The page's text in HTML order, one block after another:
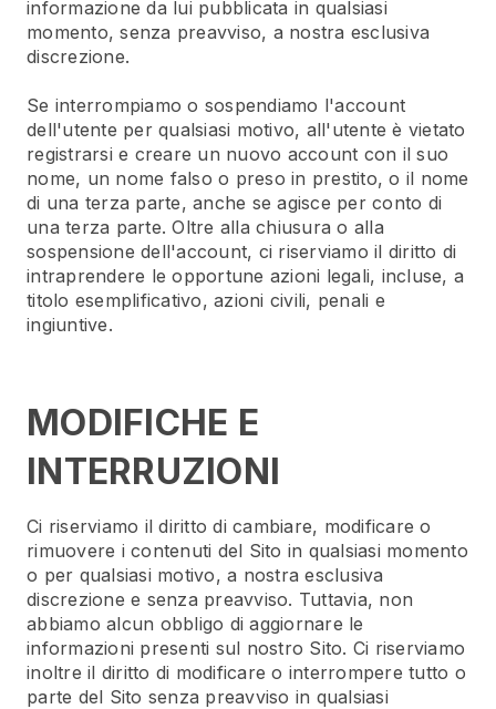
informazione da lui pubblicata in qualsiasi
momento, senza preavviso, a nostra esclusiva
discrezione.
Se interrompiamo o sospendiamo l'account
dell'utente per qualsiasi motivo, all'utente è vietato
registrarsi e creare un nuovo account con il suo
nome, un nome falso o preso in prestito, o il nome
di una terza parte, anche se agisce per conto di
una terza parte. Oltre alla chiusura o alla
sospensione dell'account, ci riserviamo il diritto di
intraprendere le opportune azioni legali, incluse, a
titolo esemplificativo, azioni civili, penali e
ingiuntive.
MODIFICHE E
INTERRUZIONI
Ci riserviamo il diritto di cambiare, modificare o
rimuovere i contenuti del Sito in qualsiasi momento
o per qualsiasi motivo, a nostra esclusiva
discrezione e senza preavviso. Tuttavia, non
abbiamo alcun obbligo di aggiornare le
informazioni presenti sul nostro Sito. Ci riserviamo
inoltre il diritto di modificare o interrompere tutto o
parte del Sito senza preavviso in qualsiasi